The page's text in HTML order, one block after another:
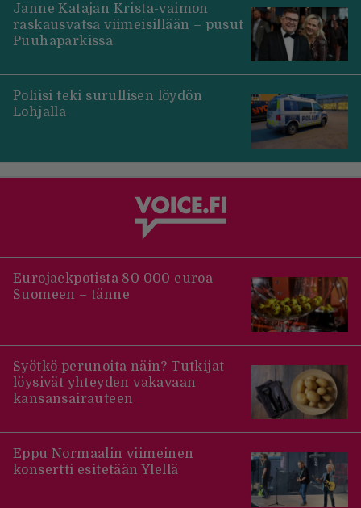
Janne Katajan Krista-vaimon
raskausvatsa viimeisillään – pusut
Puuhaparkissa
Poliisi teki surullisen löydön
Lohjalla
Eurojackpotista 80 000 euroa
Suomeen – tänne
Syötkö perunoita näin? Tutkijat
löysivät yhteyden vakavaan
kansansairauteen
Eppu Normaalin viimeinen
konsertti esitetään Ylellä